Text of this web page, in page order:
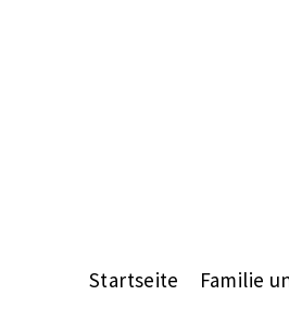
Startseite Familie